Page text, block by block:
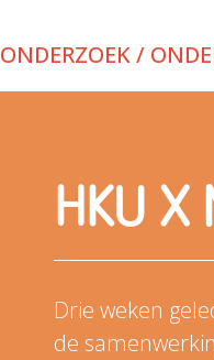
ONDERZOEK /
HKU X
Drie weken
de